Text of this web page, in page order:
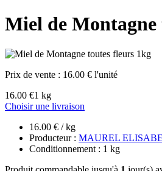
Miel de
Prix de vente : 16.00 € l'unité
16.00 €1 kg
Choisir une livraison
16.00 € / kg
Producteur : MAUREL
Conditionnement : 1 kg